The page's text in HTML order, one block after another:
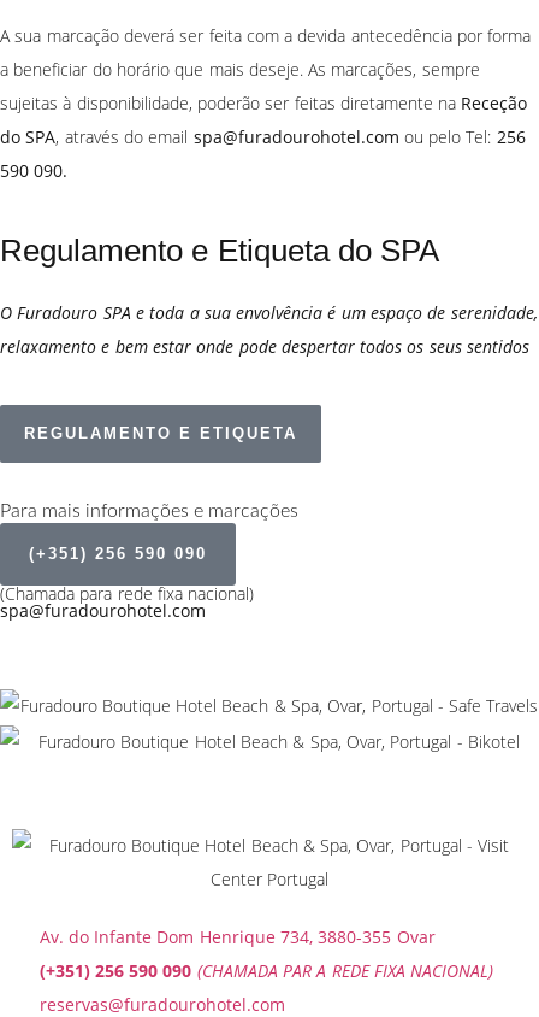
A sua marcação deverá ser feita com a devida antecedência por forma
a beneficiar do horário que mais deseje. As marcações, sempre
sujeitas à disponibilidade, poderão ser feitas diretamente na Receção
do SPA, através do email spa@furadourohotel.com ou pelo Tel: 256
590 090.
Regulamento e Etiqueta do SPA
O Furadouro SPA e toda a sua envolvência é um espaço de serenidade,
relaxamento e bem estar onde pode despertar todos os seus sentidos
REGULAMENTO E ETIQUETA
Para mais informações e marcações
(+351) 256 590 090
(Chamada para rede fixa nacional)
spa@furadourohotel.com
Av. do Infante Dom Henrique 734, 3880-355 Ovar
(+351) 256 590 090 (CHAMADA PAR A REDE FIXA NACIONAL)
reservas@furadourohotel.com